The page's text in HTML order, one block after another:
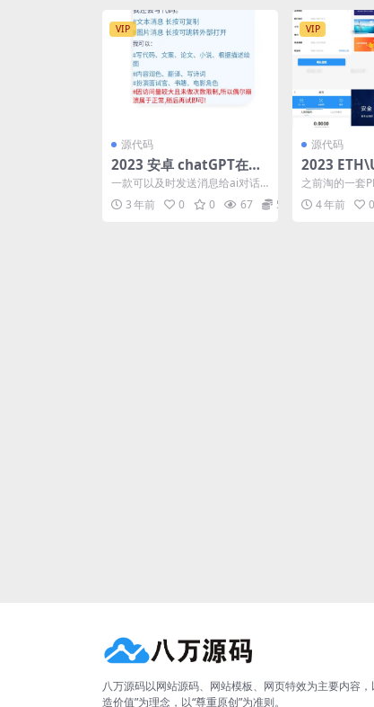
VIP
源代码
2023 安卓 chatGPT在线
ai对话机器人v1.0
一款可以及时发送消息给ai对话
机器人，实现虚拟互动的聊天软
件，在平台我们虽然不能...
3 年前 0 0 67 5
VIP
源代码
2023
系统 完美
之前淘的一套
实测了下完美
错，UI简洁大
4 年前 0
八万源码以网站源码、网站模板、网页特效为主要内容，
造价值”为理念，以“尊重原创”为准则。